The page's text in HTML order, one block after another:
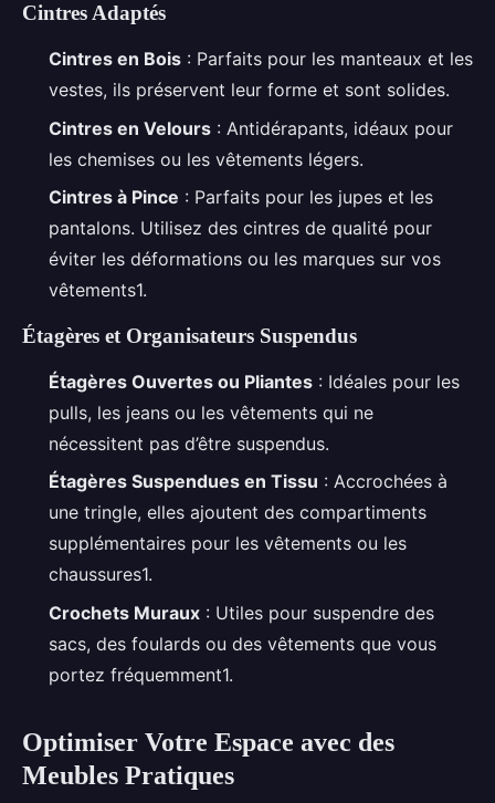
Cintres Adaptés
Cintres en Bois : Parfaits pour les manteaux et les
vestes, ils préservent leur forme et sont solides.
Cintres en Velours : Antidérapants, idéaux pour
les chemises ou les vêtements légers.
Cintres à Pince : Parfaits pour les jupes et les
pantalons. Utilisez des cintres de qualité pour
éviter les déformations ou les marques sur vos
vêtements1.
Étagères et Organisateurs Suspendus
Étagères Ouvertes ou Pliantes : Idéales pour les
pulls, les jeans ou les vêtements qui ne
nécessitent pas d’être suspendus.
Étagères Suspendues en Tissu : Accrochées à
une tringle, elles ajoutent des compartiments
supplémentaires pour les vêtements ou les
chaussures1.
Crochets Muraux : Utiles pour suspendre des
sacs, des foulards ou des vêtements que vous
portez fréquemment1.
Optimiser Votre Espace avec des
Meubles Pratiques